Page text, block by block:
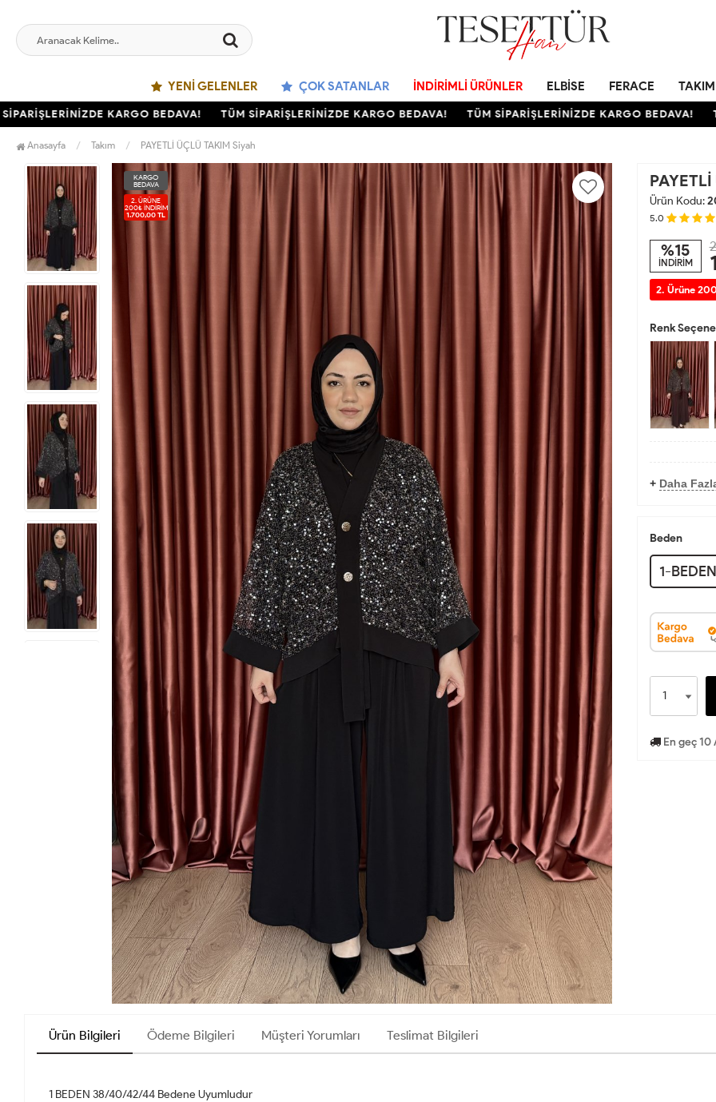
YENI GELENLER ÇOK SATANLAR İNDIRIMLI ÜRÜNLER ELBISE FERACE TAKIM
KARGO BEDAVA! TÜM SİPARİŞLERİNİZDE KARGO BEDAVA! TÜM SİPARİŞLERİNİZDE KARGO BEDAVA!
Anasayfa Takım PAYETLİ ÜÇLÜ TAKIM Siyah
KARGO
BEDAVA
2. ÜRÜNE
200₺ İNDIRIM
1.700,00 TL
Ürün Kodu:
5.0
%15
İNDİRİM
2. Ürüne
Renk
+ Daha
Beden
1-BEDEN
En geç 10
Ürün Bilgileri Ödeme Bilgileri Müşteri Yorumları Teslimat Bilgileri
1 BEDEN 38/40/42/44 Bedene Uyumludur